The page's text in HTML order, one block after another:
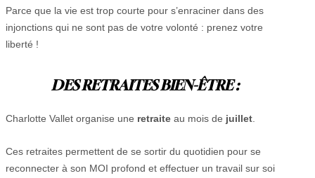
Parce que la vie est trop courte pour s’enraciner dans des
injonctions qui ne sont pas de votre volonté : prenez votre
liberté !
DES RETRAITES BIEN-ÊTRE :
Charlotte Vallet organise une retraite au mois de juillet
Ces retraites permettent de se sortir du quotidien pour se
reconnecter à son MOI profond et effectuer un travail sur soi